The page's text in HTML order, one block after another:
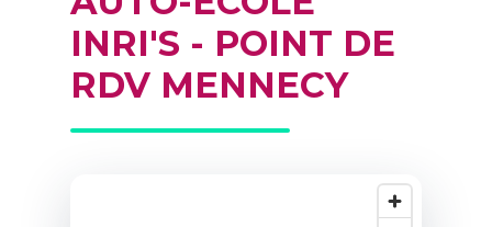
INRI'S - POINT DE
RDV MENNECY